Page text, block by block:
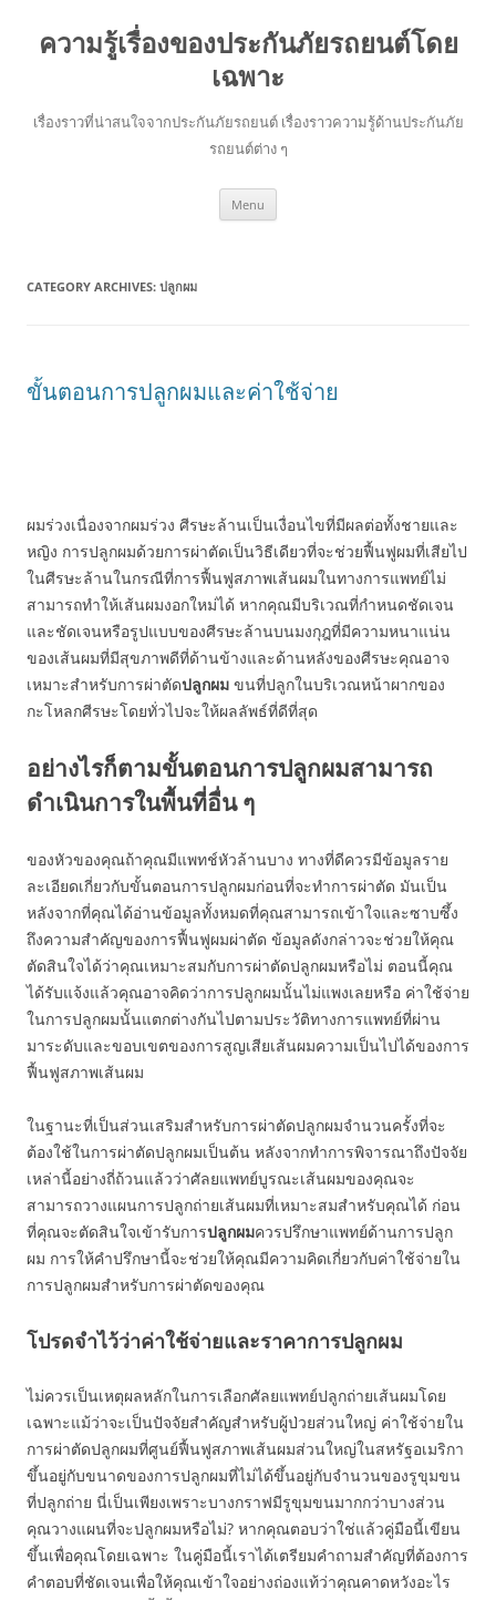
ความรู้เรื่องของประกันภัยรถยนต์โดย
เฉพาะ
เรื่องราวที่น่าสนใจจากประกันภัยรถยนต์ เรื่องราวความรู้ด้านประกันภัย
รถยนต์ต่าง ๆ
Menu
CATEGORY ARCHIVES: ปลูกผม
ขั้นตอนการปลูกผมและค่าใช้จ่าย
ผมร่วงเนื่องจากผมร่วง ศีรษะล้านเป็นเงื่อนไขที่มีผลต่อทั้งชายและ
หญิง การปลูกผมด้วยการผ่าตัดเป็นวิธีเดียวที่จะช่วยฟื้นฟูผมที่เสียไป
ในศีรษะล้านในกรณีที่การฟื้นฟูสภาพเส้นผมในทางการแพทย์ไม่
สามารถทำให้เส้นผมงอกใหม่ได้ หากคุณมีบริเวณที่กำหนดชัดเจน
และชัดเจนหรือรูปแบบของศีรษะล้านบนมงกุฎที่มีความหนาแน่น
ของเส้นผมที่มีสุขภาพดีที่ด้านข้างและด้านหลังของศีรษะคุณอาจ
เหมาะสำหรับการผ่าตัดปลูกผม ขนที่ปลูกในบริเวณหน้าผากของ
กะโหลกศีรษะโดยทั่วไปจะให้ผลลัพธ์ที่ดีที่สุด
อย่างไรก็ตามขั้นตอนการปลูกผมสามารถ
ดำเนินการในพื้นที่อื่น ๆ
ของหัวของคุณถ้าคุณมีแพทช์หัวล้านบาง ทางที่ดีควรมีข้อมูลราย
ละเอียดเกี่ยวกับขั้นตอนการปลูกผมก่อนที่จะทำการผ่าตัด มันเป็น
หลังจากที่คุณได้อ่านข้อมูลทั้งหมดที่คุณสามารถเข้าใจและซาบซึ้ง
ถึงความสำคัญของการฟื้นฟูผมผ่าตัด ข้อมูลดังกล่าวจะช่วยให้คุณ
ตัดสินใจได้ว่าคุณเหมาะสมกับการผ่าตัดปลูกผมหรือไม่ ตอนนี้คุณ
ได้รับแจ้งแล้วคุณอาจคิดว่าการปลูกผมนั้นไม่แพงเลยหรือ ค่าใช้จ่าย
ในการปลูกผมนั้นแตกต่างกันไปตามประวัติทางการแพทย์ที่ผ่าน
มาระดับและขอบเขตของการสูญเสียเส้นผมความเป็นไปได้ของการ
ฟื้นฟูสภาพเส้นผม
ในฐานะที่เป็นส่วนเสริมสำหรับการผ่าตัดปลูกผมจำนวนครั้งที่จะ
ต้องใช้ในการผ่าตัดปลูกผมเป็นต้น หลังจากทำการพิจารณาถึงปัจจัย
เหล่านี้อย่างถี่ถ้วนแล้วว่าศัลยแพทย์บูรณะเส้นผมของคุณจะ
สามารถวางแผนการปลูกถ่ายเส้นผมที่เหมาะสมสำหรับคุณได้ ก่อน
ที่คุณจะตัดสินใจเข้ารับการปลูกผมควรปรึกษาแพทย์ด้านการปลูก
ผม การให้คำปรึกษานี้จะช่วยให้คุณมีความคิดเกี่ยวกับค่าใช้จ่ายใน
การปลูกผมสำหรับการผ่าตัดของคุณ
โปรดจำไว้ว่าค่าใช้จ่ายและราคาการปลูกผม
ไม่ควรเป็นเหตุผลหลักในการเลือกศัลยแพทย์ปลูกถ่ายเส้นผมโดย
เฉพาะแม้ว่าจะเป็นปัจจัยสำคัญสำหรับผู้ป่วยส่วนใหญ่ ค่าใช้จ่ายใน
การผ่าตัดปลูกผมที่ศูนย์ฟื้นฟูสภาพเส้นผมส่วนใหญ่ในสหรัฐอเมริกา
ขึ้นอยู่กับขนาดของการปลูกผมที่ไม่ได้ขึ้นอยู่กับจำนวนของรูขุมขน
ที่ปลูกถ่าย นี่เป็นเพียงเพราะบางกราฟมีรูขุมขนมากกว่าบางส่วน
คุณวางแผนที่จะปลูกผมหรือไม่? หากคุณตอบว่าใช่แล้วคู่มือนี้เขียน
ขึ้นเพื่อคุณโดยเฉพาะ ในคู่มือนี้เราได้เตรียมคำถามสำคัญที่ต้องการ
คำตอบที่ชัดเจนเพื่อให้คุณเข้าใจอย่างถ่องแท้ว่าคุณคาดหวังอะไร